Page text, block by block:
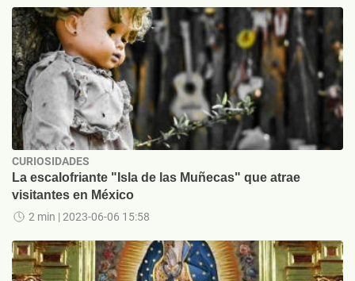
CURIOSIDADES
La escalofriante "Isla de las Muñecas" que atrae
visitantes en México
2 min | 2023-06-06 15:58